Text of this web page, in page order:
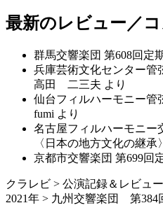
最新のレビュー／
群馬交響楽団 第608回定
兵庫芸術文化センター管
高田 二三夫 より
仙台フィルハーモニー管
fumi より
名古屋フィルハーモニー
〈日本の地方文化の継承〉
京都市交響楽団 第699回
クラレビ > 公演記録＆レビュ
2021年 > 九州交響楽団 第384